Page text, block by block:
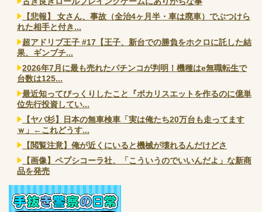
【悲報】 女さん、事故（全治4ヶ月半・車は廃車）でぶつけら
れた相手と付き...
超アドリブ王子 #17【王子、新台での勝負をホクロに託した結
果、ギンブチ...
2026年7月に最も売れたパチンコが判明！機種はe無職転生で
台数は125...
最近知ってびっくりしたこと『ポカリスエットを作るのに億単
位先行投資してい...
【ヤバ杉】日本の無車検車「実は俺たち20万台も走ってます
ｗ」←これどうす...
【閲覧注意】俺が近くにいると機械が壊れるんだけどさ
【画像】ペプシコーラ社、「こういうのでいいんだよ」な新商
品を発売